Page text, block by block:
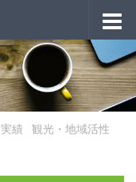
績
観光・地域活性